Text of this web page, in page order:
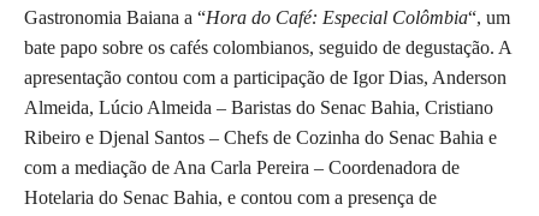
Gastronomia Baiana a “Hora do Café: Especial Colômbia“, um
bate papo sobre os cafés colombianos, seguido de degustação. A
apresentação contou com a participação de Igor Dias, Anderson
Almeida, Lúcio Almeida – Baristas do Senac Bahia, Cristiano
Ribeiro e Djenal Santos – Chefs de Cozinha do Senac Bahia e
com a mediação de Ana Carla Pereira – Coordenadora de
Hotelaria do Senac Bahia, e contou com a presença de